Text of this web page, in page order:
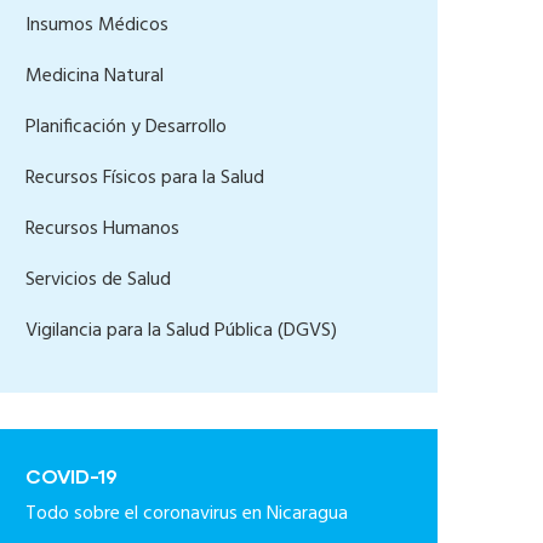
Insumos Médicos
Medicina Natural
Planificación y Desarrollo
Recursos Físicos para la Salud
Recursos Humanos
Servicios de Salud
Vigilancia para la Salud Pública (DGVS)
COVID-19
Todo sobre el coronavirus en Nicaragua